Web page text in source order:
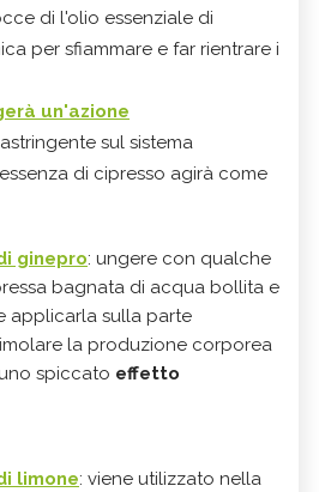
di l'olio essenziale di
per sfiammare e far rientrare i
un'azione
sul sistema
di cipresso agirà come
ginepro: ungere con qualche
bagnata di acqua bollita e
applicarla sulla parte
la produzione corporea
spiccato effetto
limone: viene utilizzato nella